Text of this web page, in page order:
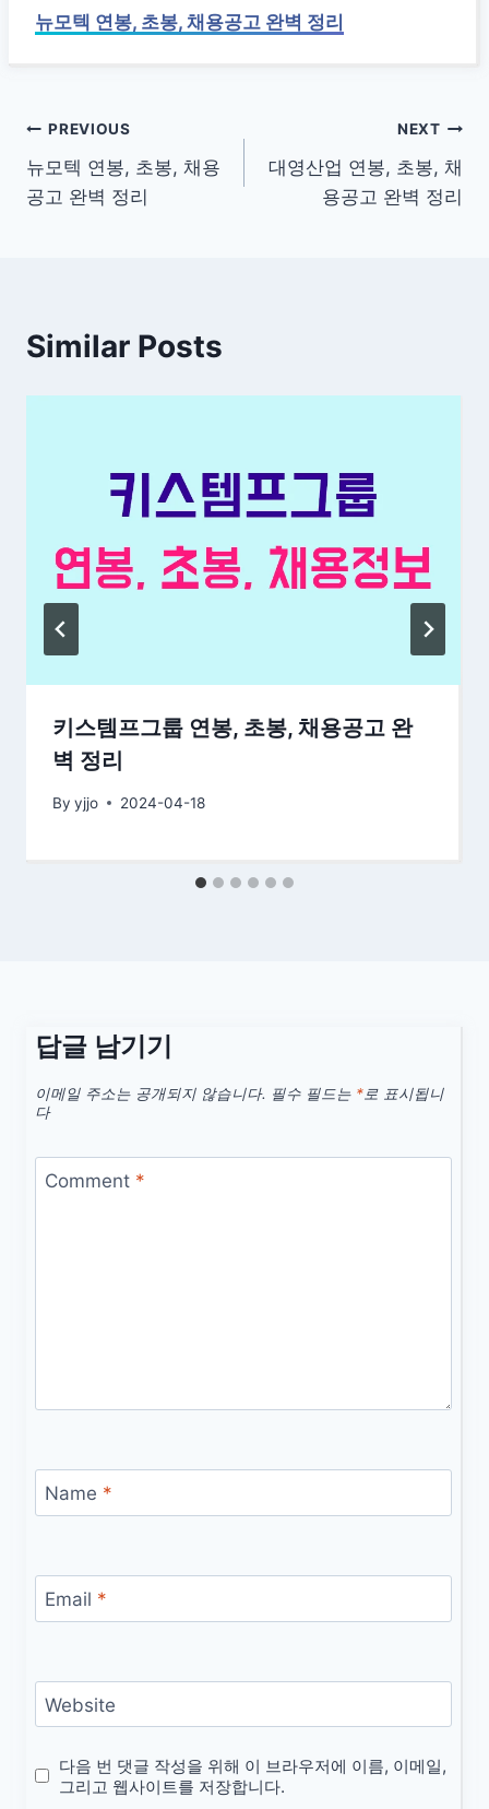
뉴모텍 연봉, 초봉, 채용공고 완벽 정리
글
탐
PREVIOUS
뉴모텍 연봉, 초봉, 채용
공고 완벽 정리
NEXT
대영산업 연봉, 초봉, 채
용공고 완벽 정리
Similar Posts
키스템프그룹 연봉, 초봉, 채용공고 완
벽 정리
By yjjo 2024-04-18
답글 남기기
이메일 주소는 공개되지 않습니다. 필수 필드는 *로 표시됩니
다
Comment *
Name *
Email *
Website
다음 번 댓글 작성을 위해 이 브라우저에 이름, 이메일,
그리고 웹사이트를 저장합니다.